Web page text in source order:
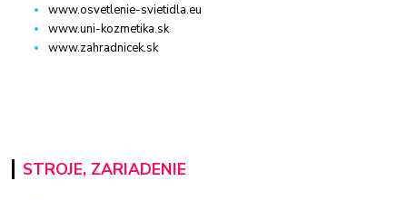
www.osvetlenie-svietidla.eu
www.uni-kozmetika.sk
www.zahradnicek.sk
STROJE, ZARIADENIE